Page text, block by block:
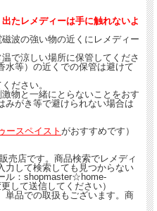
たレメディーは手に触れないよ
波の強い物の近くにレメディー
で涼しい場所に保管してくださ
水等）の近くでの保管は避けて
ださい。
物と一緒にとらないことをおす
みがき等で避けられない場合は
ースペイスト がおすすめです）
売店です。商品検索でレメディ
力して検索しても見つからない
ル：shopmaster☆home-
して送信してください）
単品での取扱もございます。商